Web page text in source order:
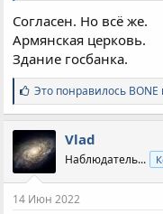
Согласен. Но всё же.
Армянская церковь.
Здание госбанка.
С
и
м
п
а
т
и
:
Это понравилось BONE
Vlad
Наблюдатель...
14 Июн 2022